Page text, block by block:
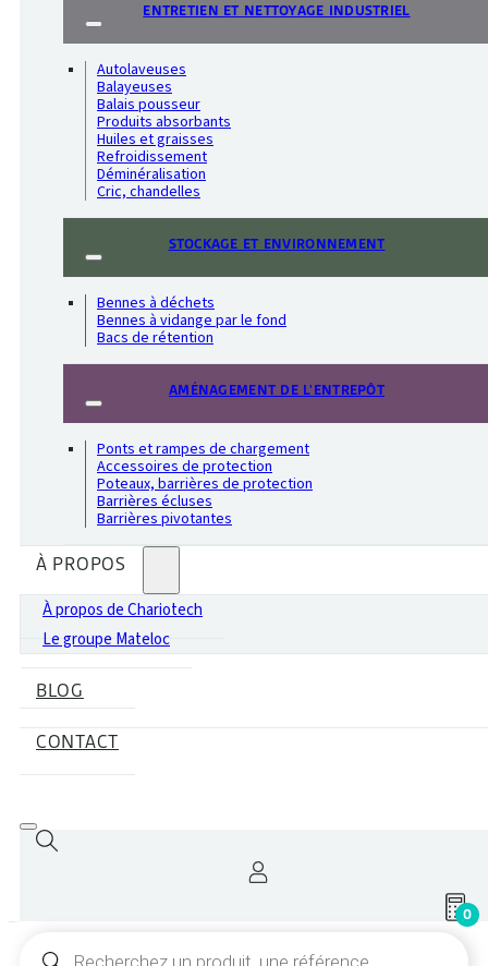
ENTRETIEN ET NETTOYAGE INDUSTRIEL
Autolaveuses
Balayeuses
Balais pousseur
Produits absorbants
Huiles et graisses
Refroidissement
Déminéralisation
Cric, chandelles
STOCKAGE ET ENVIRONNEMENT
Bennes à déchets
Bennes à vidange par le fond
Bacs de rétention
AMÉNAGEMENT DE L'ENTREPÔT
Ponts et rampes de chargement
Accessoires de protection
Poteaux, barrières de protection
Barrières écluses
Barrières pivotantes
À PROPOS
À propos de Chariotech
Le groupe Mateloc
BLOG
CONTACT
0